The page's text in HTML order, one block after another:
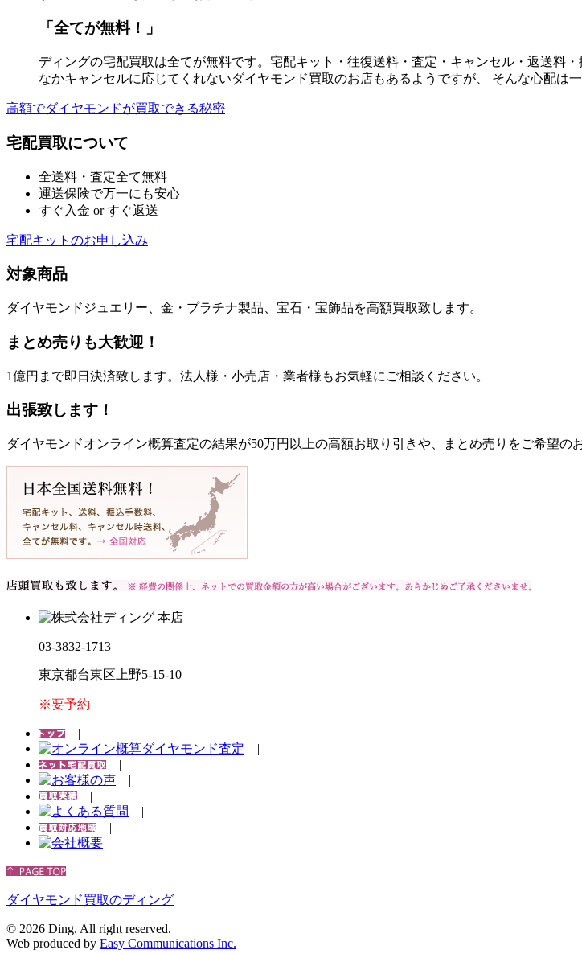
「全てが無料！」
ディングの宅配買取は全てが無料です。宅配キット・往復送料・査定・キャンセル・返送料
なかキャンセルに応じてくれないダイヤモンド買取のお店もあるようですが、 そんな心配は
高額でダイヤモンドが買取できる秘密
宅配買取について
全送料・査定全て無料
運送保険で万一にも安心
すぐ入金 or すぐ返送
宅配キットのお申し込み
対象商品
ダイヤモンドジュエリー、金・プラチナ製品、宝石・宝飾品を高額買取致します。
まとめ売りも大歓迎！
1億円まで即日決済致します。法人様・小売店・業者様もお気軽にご相談ください。
出張致します！
ダイヤモンドオンライン概算査定の結果が50万円以上の高額お取り引きや、まとめ売りをご希望の
03-3832-1713
東京都台東区上野5-15-10
※要予約
|
|
|
|
|
|
|
ダイヤモンド買取のディング
© 2026 Ding. All right reserved.
Web produced by Easy Communications Inc.